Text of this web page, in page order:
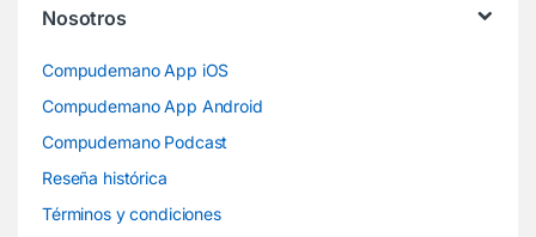
Nosotros
Compudemano App iOS
Compudemano App Android
Compudemano Podcast
Reseña histórica
Términos y condiciones